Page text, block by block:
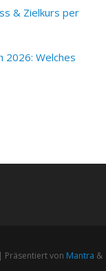
& Zielkurs per
2026: Welches
| Präsentiert von Mantra &